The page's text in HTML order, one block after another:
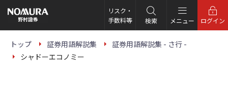
の
ー
リスク・
手数料等
検索 メニュー ログイン
トップ 証券用語解説集
証券用語解説集 - さ行 -
シャドーエコノミー